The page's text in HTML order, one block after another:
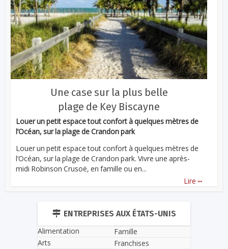
Une case sur la plus belle
plage de Key Biscayne
Louer un petit espace tout confort à quelques mètres de
l’Océan, sur la plage de Crandon park
Louer un petit espace tout confort à quelques mètres de
l’Océan, sur la plage de Crandon park. Vivre une après-
midi Robinson Crusoë, en famille ou en...
Lire ...
ENTREPRISES AUX ÉTATS-UNIS
Alimentation
Arts
Famille
Franchises